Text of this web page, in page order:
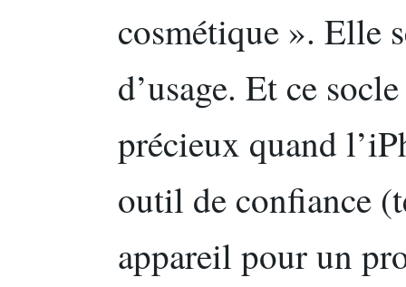
cosmétique ». Elle
d’usage. Et ce
précieux quand
outil de confiance
appareil pour un